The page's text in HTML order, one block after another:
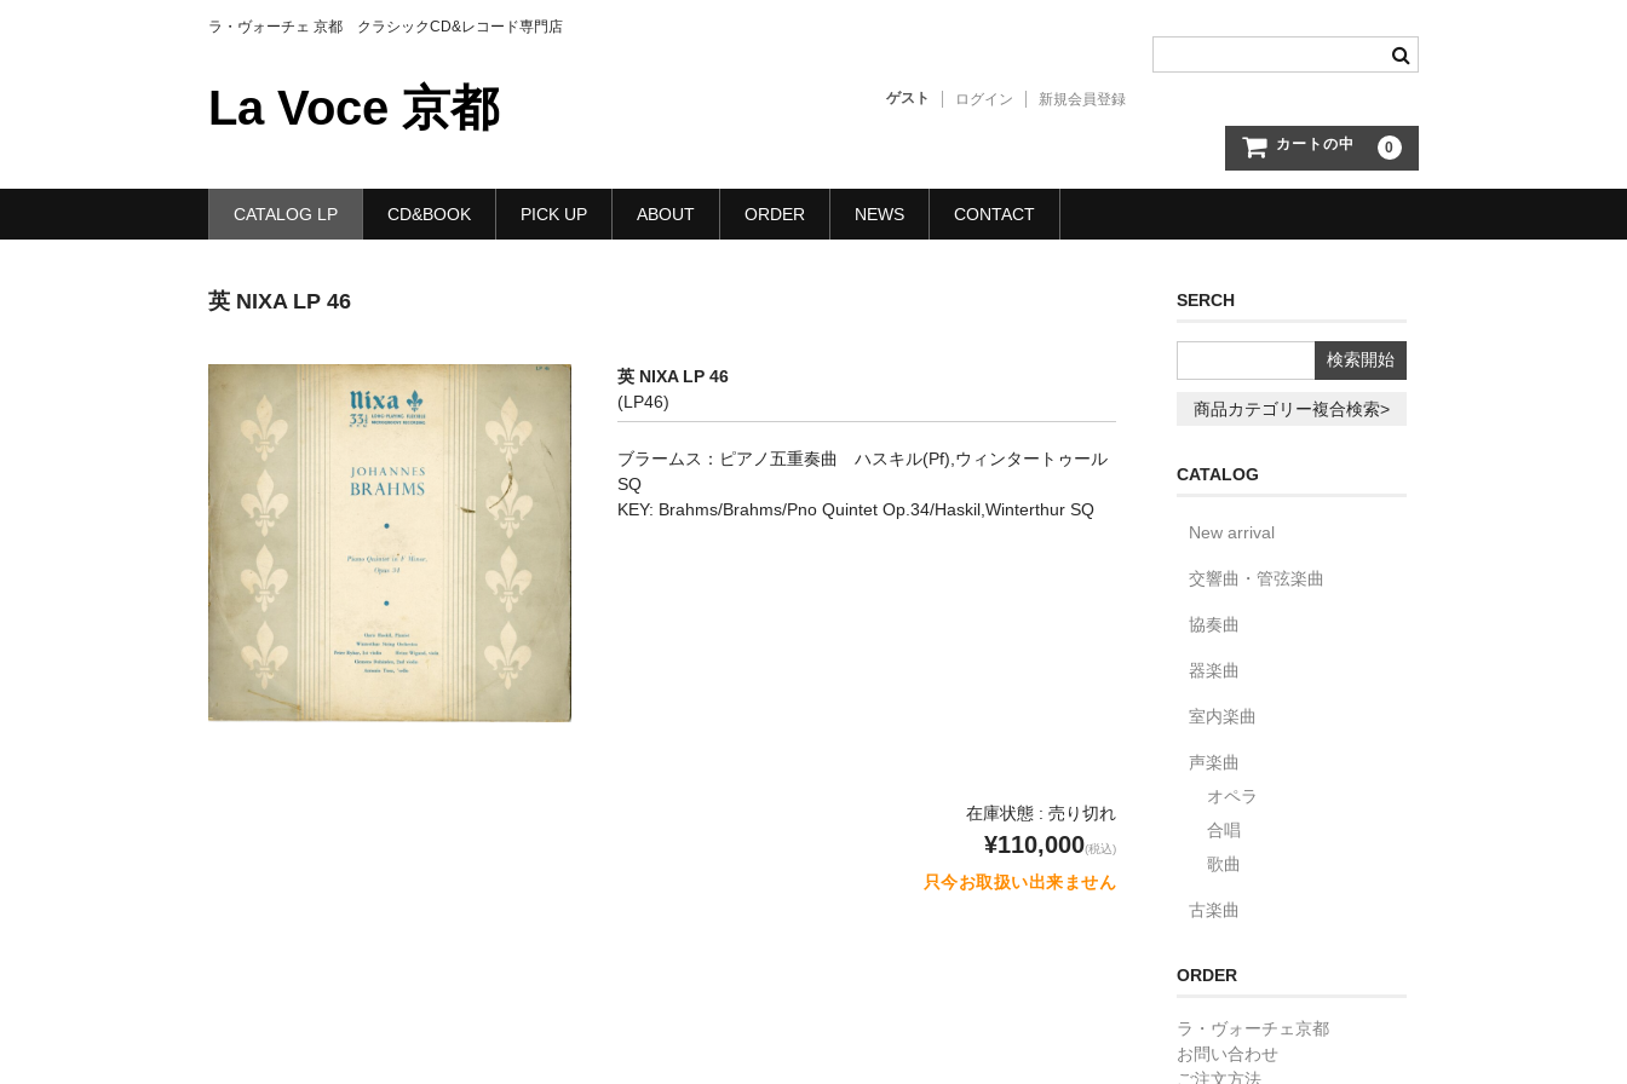
ラ・ヴォーチェ 京都 クラシックCD&レコード専門店
La Voce 京都 ゲスト ログイン 新規会員登録
カートの中 0
CATALOG LP CD&BOOK PICK UP ABOUT ORDER NEWS CONTACT
英 NIXA LP 46
英 NIXA LP 46
(LP46)
ブラームス：ピアノ五重奏曲 ハスキル(Pf),ウィンタートゥール
SQ
KEY: Brahms/Brahms/Pno Quintet Op.34/Haskil,Winterthur SQ
在庫状態 : 売り切れ
¥110,000(税込)
只今お取扱い出来ません
SERCH
商品カテゴリー複合検索>
CATALOG
New arrival
交響曲・管弦楽曲
協奏曲
器楽曲
室内楽曲
声楽曲
オペラ
合唱
歌曲
古楽曲
ORDER
ラ・ヴォーチェ京都
お問い合わせ
ご注文方法